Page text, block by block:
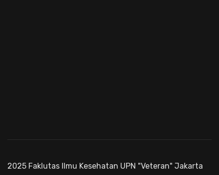
2025 Faklutas Ilmu Kesehatan UPN "Veteran" Jakarta